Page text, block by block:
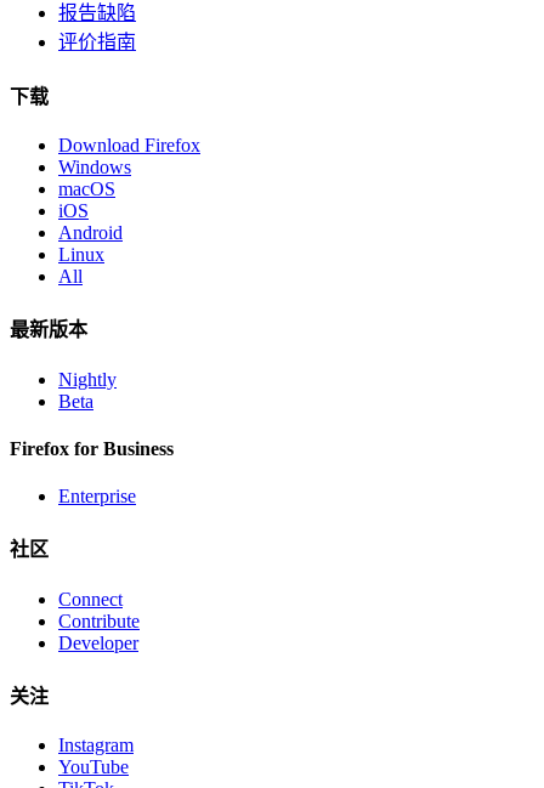
报告缺陷
评价指南
下载
Download Firefox
Windows
macOS
iOS
Android
Linux
All
最新版本
Nightly
Beta
Firefox for Business
Enterprise
社区
Connect
Contribute
Developer
关注
Instagram
YouTube